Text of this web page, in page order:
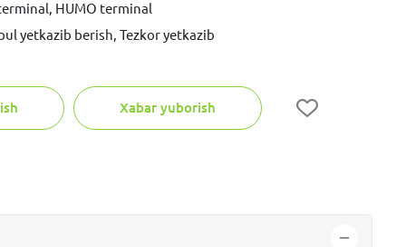
HUMO terminal
yetkazib berish, Tezkor yetkazib
Xabar yuborish